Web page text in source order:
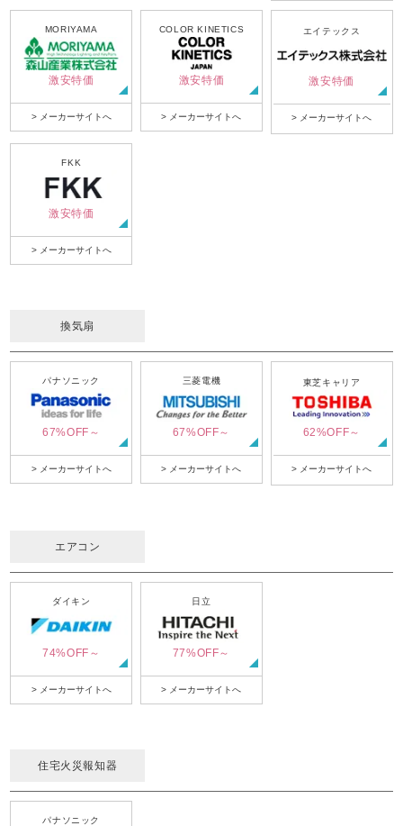
MORIYAMA
激安特価
> メーカーサイトへ
COLOR KINETICS
激安特価
> メーカーサイトへ
エイテックス
激安特価
> メーカーサイトへ
FKK
激安特価
> メーカーサイトへ
換気扇
パナソニック
67%OFF～
> メーカーサイトへ
三菱電機
67%OFF～
> メーカーサイトへ
東芝キャリア
62%OFF～
> メーカーサイトへ
エアコン
ダイキン
74%OFF～
> メーカーサイトへ
日立
77%OFF～
> メーカーサイトへ
住宅火災報知器
パナソニック